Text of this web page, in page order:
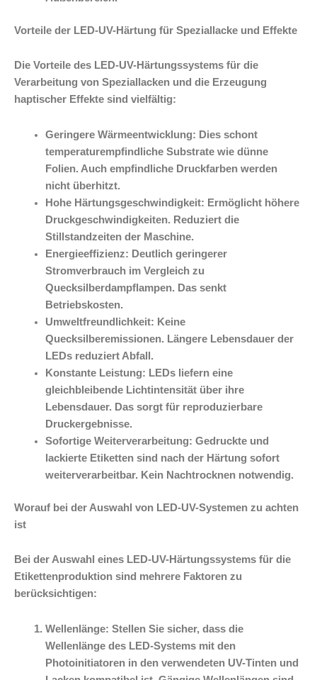
Vorteile der LED-UV-Härtung für Speziallacke und Effekte
Die Vorteile des LED-UV-Härtungssystems für die
Verarbeitung von Speziallacken und die Erzeugung
haptischer Effekte sind vielfältig:
Geringere Wärmeentwicklung: Dies schont
temperaturempfindliche Substrate wie dünne
Folien. Auch empfindliche Druckfarben werden
nicht überhitzt.
Hohe Härtungsgeschwindigkeit: Ermöglicht höhere
Druckgeschwindigkeiten. Reduziert die
Stillstandzeiten der Maschine.
Energieeffizienz: Deutlich geringerer
Stromverbrauch im Vergleich zu
Quecksilberdampflampen. Das senkt
Betriebskosten.
Umweltfreundlichkeit: Keine
Quecksilberemissionen. Längere Lebensdauer der
LEDs reduziert Abfall.
Konstante Leistung: LEDs liefern eine
gleichbleibende Lichtintensität über ihre
Lebensdauer. Das sorgt für reproduzierbare
Druckergebnisse.
Sofortige Weiterverarbeitung: Gedruckte und
lackierte Etiketten sind nach der Härtung sofort
weiterverarbeitbar. Kein Nachtrocknen notwendig.
Worauf bei der Auswahl von LED-UV-Systemen zu achten
ist
Bei der Auswahl eines LED-UV-Härtungssystems für die
Etikettenproduktion sind mehrere Faktoren zu
berücksichtigen:
Wellenlänge: Stellen Sie sicher, dass die
Wellenlänge des LED-Systems mit den
Photoinitiatoren in den verwendeten UV-Tinten und